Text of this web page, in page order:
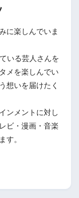
に楽しんでいま
いる芸人さんを
メを楽しんでい
想いを届けたく
ンメントに対し
ビ・漫画・音楽
す。